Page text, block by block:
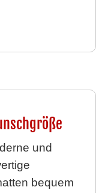
und
bequem